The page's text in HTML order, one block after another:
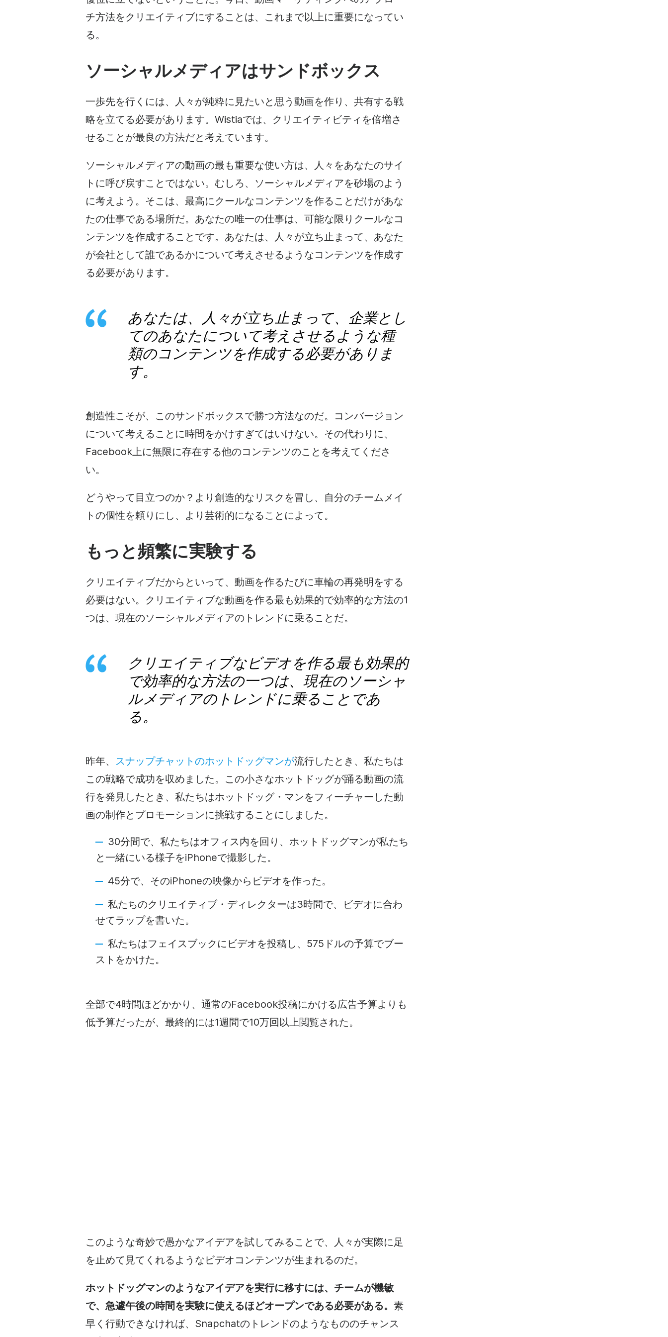
チ方法をクリエイティブにすることは、これまで以上に重要になってい
る。
ソーシャルメディアはサンドボックス
一歩先を行くには、人々が純粋に見たいと思う動画を作り、共有する戦
略を立てる必要があります。Wistiaでは、クリエイティビティを倍増さ
せることが最良の方法だと考えています。
ソーシャルメディアの動画の最も重要な使い方は、人々をあなたのサイ
トに呼び戻すことではない。むしろ、ソーシャルメディアを砂場のよう
に考えよう。そこは、最高にクールなコンテンツを作ることだけがあな
たの仕事である場所だ。あなたの唯一の仕事は、可能な限りクールなコ
ンテンツを作成することです。あなたは、人々が立ち止まって、あなた
が会社として誰であるかについて考えさせるようなコンテンツを作成す
る必要があります。
あなたは、人々が立ち止まって、企業とし
てのあなたについて考えさせるような種
類のコンテンツを作成する必要がありま
す。
創造性こそが、このサンドボックスで勝つ方法なのだ。コンバージョン
について考えることに時間をかけすぎてはいけない。その代わりに、
Facebook上に無限に存在する他のコンテンツのことを考えてくださ
い。
どうやって目立つのか？より創造的なリスクを冒し、自分のチームメイ
トの個性を頼りにし、より芸術的になることによって。
もっと頻繁に実験する
クリエイティブだからといって、動画を作るたびに車輪の再発明をする
必要はない。クリエイティブな動画を作る最も効果的で効率的な方法の1
つは、現在のソーシャルメディアの トレンドに乗ることだ。
クリエイティブなビデオを作る最も効果的
で効率的な方法の一つは、現在のソーシャ
ルメディアのトレンドに乗ることであ
る。
昨年、 スナップチャットのホットドッグマンが流行したとき、私たちは
この戦略で成功を収めました。この小さなホットドッグが踊る動画の流
行を発見したとき、私たちはホットドッグ・マンをフィーチャーした動
画の制作とプロモーションに挑戦することにしました。
30分間で、私たちはオフィス内を回り、ホットドッグマンが私たち
と一緒にいる様子をiPhoneで撮影した。
45分で、そのiPhoneの映像からビデオを作った。
私たちのクリエイティブ・ディレクターは3時間で、ビデオに合わ
せてラップを書いた。
私たちはフェイスブックにビデオを投稿し、575ドルの予算でブー
ストをかけた。
全部で4時間ほどかかり、通常のFacebook投稿にかける広告予算よりも
低予算だったが、最終的には1週間で10万回以上閲覧された。
このような奇妙で愚かなアイデアを試してみることで、人々が実際に足
を止めて見てくれるようなビデオコンテンツが生まれるのだ。
ホットドッグマンのようなアイデアを実行に移すには、チームが機敏
で、急遽午後の時間を実験に使えるほどオープンである必要がある。 素
早く行動できなければ、Snapchatのトレンドのようなもののチャンス